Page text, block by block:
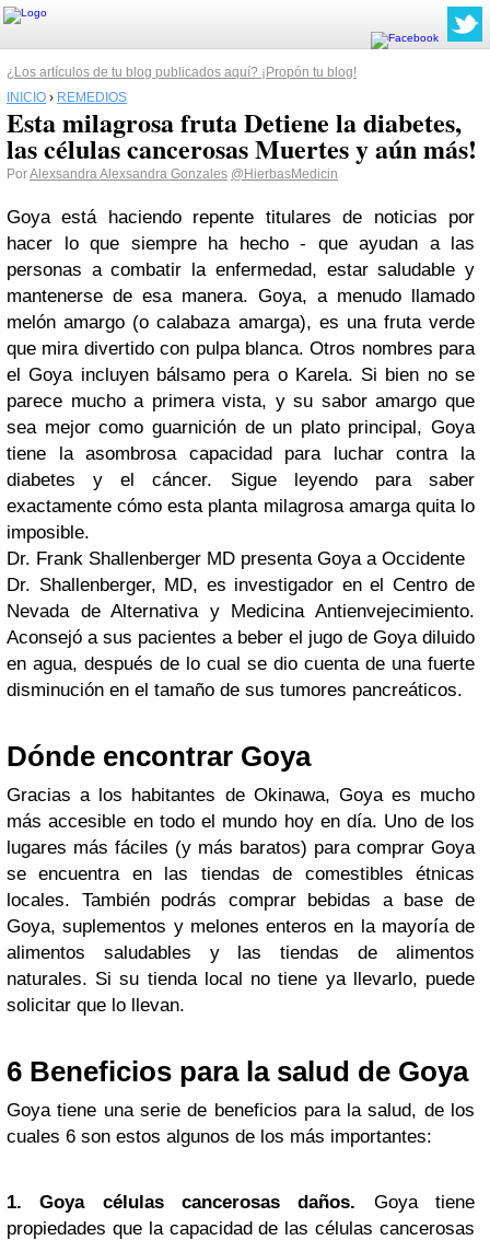
¿Los artículos de tu blog publicados aquí? ¡Propón tu blog!
INICIO › REMEDIOS
Esta milagrosa fruta Detiene la diabetes,
las células cancerosas Muertes y aún más!
PorAlexsandra Alexsandra Gonzales @HierbasMedicin
Goya está haciendo repente titulares de noticias por
hacer lo que siempre ha hecho - que ayudan a las
personas a combatir la enfermedad, estar saludable y
mantenerse de esa manera. Goya, a menudo llamado
melón amargo (o calabaza amarga), es una fruta verde
que mira divertido con pulpa blanca. Otros nombres para
el Goya incluyen bálsamo pera o Karela. Si bien no se
parece mucho a primera vista, y su sabor amargo que
sea mejor como guarnición de un plato principal, Goya
tiene la asombrosa capacidad para luchar contra la
diabetes y el cáncer. Sigue leyendo para saber
exactamente cómo esta planta milagrosa amarga quita lo
imposible.
Dr. Frank Shallenberger MD presenta Goya a Occidente
Dr. Shallenberger, MD, es investigador en el Centro de
Nevada de Alternativa y Medicina Antienvejecimiento.
Aconsejó a sus pacientes a beber el jugo de Goya diluido
en agua, después de lo cual se dio cuenta de una fuerte
disminución en el tamaño de sus tumores pancreáticos.
Dónde encontrar Goya
Gracias a los habitantes de Okinawa, Goya es mucho
más accesible en todo el mundo hoy en día. Uno de los
lugares más fáciles (y más baratos) para comprar Goya
se encuentra en las tiendas de comestibles étnicas
locales. También podrás comprar bebidas a base de
Goya, suplementos y melones enteros en la mayoría de
alimentos saludables y las tiendas de alimentos
naturales. Si su tienda local no tiene ya llevarlo, puede
solicitar que lo llevan.
6 Beneficios para la salud de Goya
Goya tiene una serie de beneficios para la salud, de los
cuales 6 son estos algunos de los más importantes:
1. Goya células cancerosas daños. Goya tiene
propiedades que la capacidad de las células cancerosas